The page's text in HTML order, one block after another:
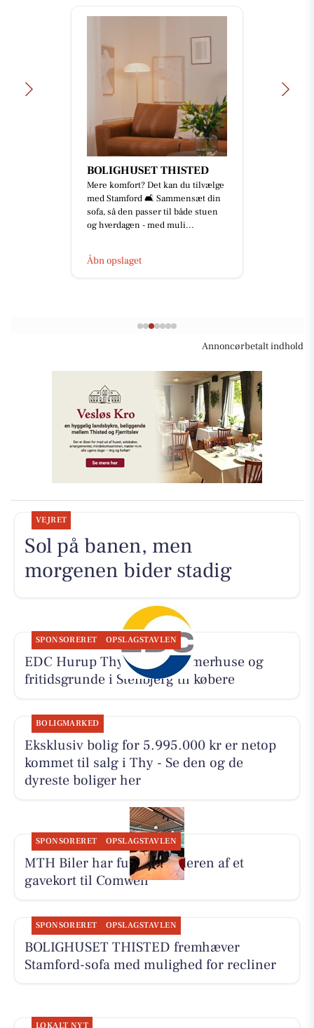
BOLIGHUSET THISTED
Mere komfort? Det kan du tilvælge
med Stamford 🛋️ Sammensæt din
sofa, så den passer til både stuen
og hverdagen - med muli...
Åbn opslaget
Annoncørbetalt indhold
VEJRET
Sol på banen, men
morgenen bider stadig
SPONSORERET OPSLAGSTAVLEN
EDC Hurup Thy søger sommerhuse og
fritidsgrunde i Stenbjerg til købere
BOLIGMARKED
Eksklusiv bolig for 5.995.000 kr er netop
kommet til salg i Thy - Se den og de
dyreste boliger her
SPONSORERET OPSLAGSTAVLEN
MTH Biler har fundet vinderen af et
gavekort til Comwell
SPONSORERET OPSLAGSTAVLEN
BOLIGHUSET THISTED fremhæver
Stamford-sofa med mulighed for recliner
LOKALT NYT